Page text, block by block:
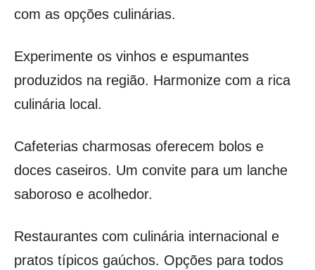
com as opções culinárias.
Experimente os vinhos e espumantes
produzidos na região. Harmonize com a rica
culinária local.
Cafeterias charmosas oferecem bolos e
doces caseiros. Um convite para um lanche
saboroso e acolhedor.
Restaurantes com culinária internacional e
pratos típicos gaúchos. Opções para todos